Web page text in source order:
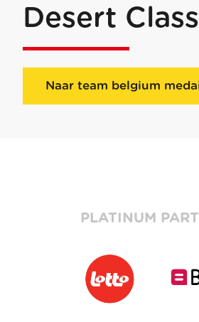
Desert
Naar team belgium
PLATINUM